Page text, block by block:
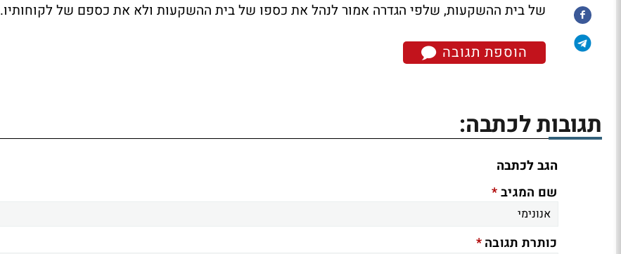
של בית ההשקעות, שלפי הגדרה אמור לנהל את כספו של בית ההשקעות ולא את כספם של לקוחותיו.
הוספת תגובה
תגובות לכתבה:
הגב לכתבה
שם המגיב*
כותרת תגובה*